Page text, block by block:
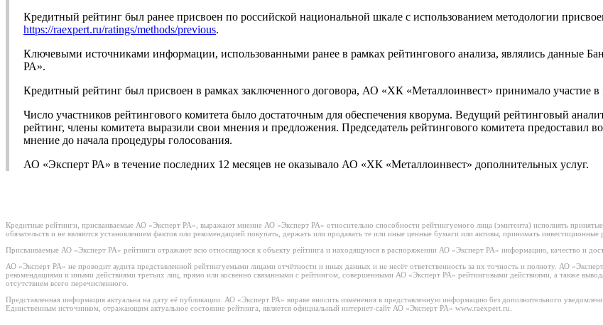
Кредитный рейтинг был ранее присвоен по российской национальной шкале с использованием методологии
https://raexpert.ru/ratings/methods/previous.
Ключевыми источниками информации, использованными ранее в рамках рейтингового анализа, являлись данные
РА».
Кредитный рейтинг был присвоен в рамках заключенного договора, АО «ХК «Металлоинвест» принимало участие в
Число участников рейтингового комитета было достаточным для обеспечения кворума. Ведущий рейтинговый
рейтинг, члены комитета выразили свои мнения и предложения. Председатель рейтингового комитета предоставил
мнение до начала процедуры голосования.
АО «Эксперт РА» в течение последних 12 месяцев не оказывало АО «ХК «Металлоинвест» дополнительных услуг.
Кредитные рейтинги, присваиваемые АО «Эксперт РА», выражают мнение АО «Эксперт РА» относительно способности рейтингуемого лица (эмитента) исполнять
обязательств и не являются установлением фактов или рекомендацией покупать, держать или продавать те или иные ценные бумаги или активы, принимать инвестиционные
Присваиваемые АО «Эксперт РА» рейтинги отражают всю относящуюся к объекту рейтинга и находящуюся в распоряжении АО «Эксперт РА» информацию, качество и
АО «Эксперт РА» не проводит аудита представленной рейтингуемыми лицами отчётности и иных данных и не несёт ответственность за их точность и полноту. АО
рекомендациями и иными действиями третьих лиц, прямо или косвенно связанными с рейтингом, совершенными АО «Эксперт РА» рейтинговыми действиями, а также
отсутствием всего перечисленного.
Представленная информация актуальна на дату её публикации. АО «Эксперт РА» вправе вносить изменения в представленную информацию без дополнительного
Единственным источником, отражающим актуальное состояние рейтинга, является официальный интернет-сайт АО «Эксперт РА» www.raexpert.ru.